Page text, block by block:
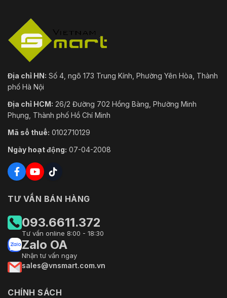
Địa chỉ HN: Số 4, ngõ 173 Trung Kính, Phường Yên Hòa, Thành
phố Hà Nội
Địa chỉ HCM: 26/2 Đường 702 Hồng Bàng, Phường Minh
Phụng, Thành phố Hồ Chí Minh
Mã số thuế: 0102710129
Ngày hoạt động: 07-04-2008
TƯ VẤN BÁN HÀNG
093.6611.372
Tư vấn online 8:00 - 18:30
Zalo OA
Nhận tư vấn ngay
sales@vnsmart.com.vn
CHÍNH SÁCH